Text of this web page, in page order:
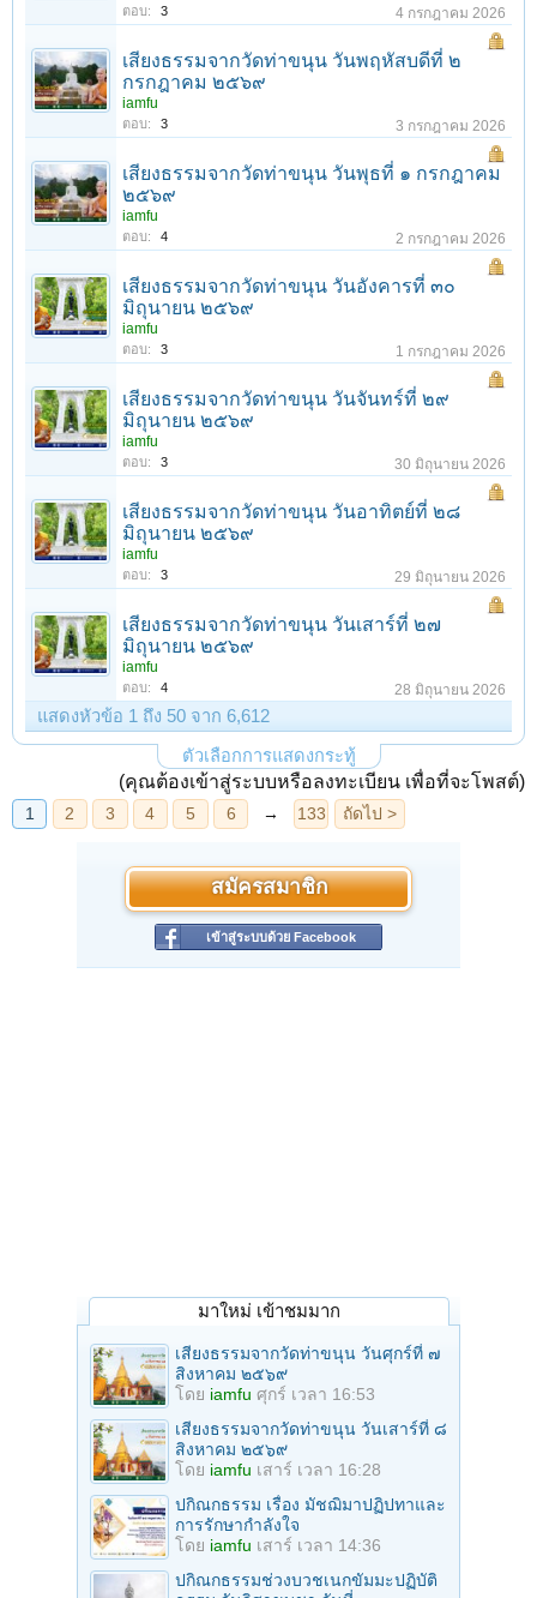
ตอบ: 3 4 กรกฎาคม 2026
เสียงธรรมจากวัดท่าขนุน วันพฤหัสบดีที่ ๒
กรกฎาคม ๒๕๖๙
iamfu
ตอบ: 3 3 กรกฎาคม 2026
เสียงธรรมจากวัดท่าขนุน วันพุธที่ ๑ กรกฎาคม
๒๕๖๙
iamfu
ตอบ: 4 2 กรกฎาคม 2026
เสียงธรรมจากวัดท่าขนุน วันอังคารที่ ๓๐
มิถุนายน ๒๕๖๙
iamfu
ตอบ: 3 1 กรกฎาคม 2026
เสียงธรรมจากวัดท่าขนุน วันจันทร์ที่ ๒๙
มิถุนายน ๒๕๖๙
iamfu
ตอบ: 3 30 มิถุนายน 2026
เสียงธรรมจากวัดท่าขนุน วันอาทิตย์ที่ ๒๘
มิถุนายน ๒๕๖๙
iamfu
ตอบ: 3 29 มิถุนายน 2026
เสียงธรรมจากวัดท่าขนุน วันเสาร์ที่ ๒๗
มิถุนายน ๒๕๖๙
iamfu
ตอบ: 4 28 มิถุนายน 2026
แสดงหัวข้อ 1 ถึง 50 จาก 6,612
ตัวเลือกการแสดงกระทู้
(คุณต้องเข้าสู่ระบบหรือลงทะเบียน เพื่อที่จะโพสต์)
สมัครสมาชิก
เข้าสู่ระบบด้วย Facebook
มาใหม่ เข้าชมมาก
เสียงธรรมจากวัดท่าขนุน วันศุกร์ที่ ๗
สิงหาคม ๒๕๖๙
โดย iamfu ศุกร์ เวลา 16:53
เสียงธรรมจากวัดท่าขนุน วันเสาร์ที่ ๘
สิงหาคม ๒๕๖๙
โดย iamfu เสาร์ เวลา 16:28
ปกิณกธรรม เรื่อง มัชฌิมาปฏิปทาและ
การรักษากำลังใจ
โดย iamfu เสาร์ เวลา 14:36
ปกิณกธรรมช่วงบวชเนกขัมมะปฏิบัติ